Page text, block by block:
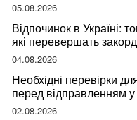
05.08.2026
Відпочинок в Україні:
які перевершать
04.08.2026
Необхідні перевірки
перед відправленням
02.08.2026